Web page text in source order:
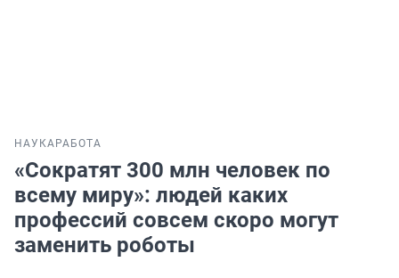
НАУКА РАБОТА
«Сократят 300 млн человек по
всему миру»: людей каких
профессий совсем скоро могут
заменить роботы